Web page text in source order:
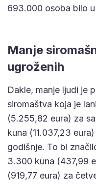
693.000 osoba bilo
Manje
ugroženih
Dakle, manje ljudi je
siromaštva koja je
(5.255,82 eura) za
kuna (11.037,23
godišnje. To bi
3.300 kuna (437,99
(919,77 eura) za